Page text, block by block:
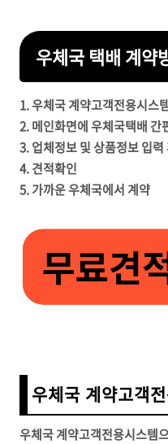
우체국 택배 계약
1. 우체국 계약고객전용시스
2. 메인화면에 우체국택배 간
3. 업체정보 및 상품정보 입력
4. 견적확인
5. 가까운 우체국에서 계약
우체국 계약고객
우체국 계약고객전용시스템